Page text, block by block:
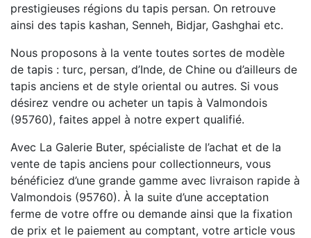
prestigieuses régions du tapis persan. On retrouve
ainsi des tapis kashan, Senneh, Bidjar, Gashghai etc.
Nous proposons à la vente toutes sortes de modèle
de tapis : turc, persan, d’Inde, de Chine ou d’ailleurs de
tapis anciens et de style oriental ou autres. Si vous
désirez vendre ou acheter un tapis à Valmondois
(95760), faites appel à notre expert qualifié.
Avec La Galerie Buter, spécialiste de l’achat et de la
vente de tapis anciens pour collectionneurs, vous
bénéficiez d’une grande gamme avec livraison rapide à
Valmondois (95760). À la suite d’une acceptation
ferme de votre offre ou demande ainsi que la fixation
de prix et le paiement au comptant, votre article vous